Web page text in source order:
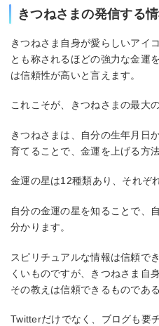
きつねさまの発信する
きつねさま自身が愛らしいアイ
とも称されるほどの強力な金運
は信頼性が高いと言えます。
これこそが、きつねさまの最大
きつねさまは、自分の生年月日
育てることで、金運を上げる方
金運の星は12種類あり、それぞ
自分の金運の星を知ることで、
分かります。
スピリチュアルな情報は信頼で
くいものですが、きつねさま自
その教えは信頼できるものであ
Twitterだけでなく、ブログも要